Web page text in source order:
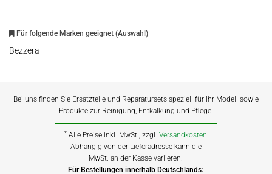
Für folgende Marken geeignet (Auswahl)
Bezzera
Bei uns finden Sie Ersatzteile und Reparatursets speziell für Ihr Modell sowie
Produkte zur Reinigung, Entkalkung und Pflege.
* Alle Preise inkl. MwSt., zzgl.Versandkosten
Abhängig von der Lieferadresse kann die
MwSt. an der Kasse variieren.
Für Bestellungen innerhalb Deutschlands: